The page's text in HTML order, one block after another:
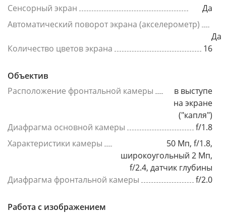
Сенсорный экран
Да
Автоматический поворот экрана (акселерометр)
Да
Количество цветов экрана
16
Объектив
Расположение фронтальной камеры
в выступе
на экране
("капля")
Диафрагма основной камеры
f/1.8
Характеристики камеры
50 Мп, f/1.8,
широкоугольный 2 Мп,
f/2.4, датчик глубины
Диафрагма фронтальной камеры
f/2.0
Работа с изображением